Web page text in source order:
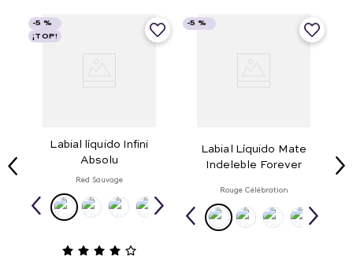
-5 %
¡TOP!
Labial líquido Infini
Absolu
Red Sauvage
-5 %
Labial Líquido Mate
Indeleble Forever
Rouge Célébration